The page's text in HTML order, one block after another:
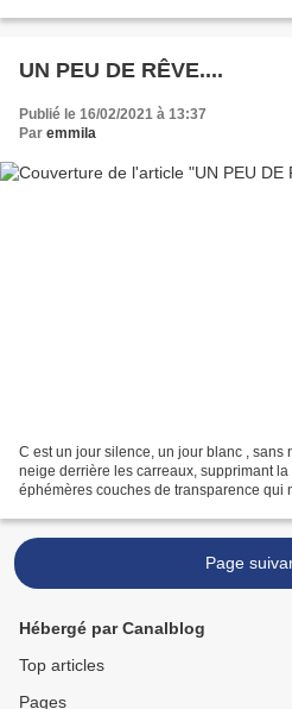
UN PEU DE RÊVE....
Publié le 16/02/2021 à 13:37
Par emmila
C est un jour silence, un jour blanc , sans
neige derrière les carreaux, supprimant
éphémères couches de transparence qui
Page
Hébergé par Canalblog
Top articles
Pages